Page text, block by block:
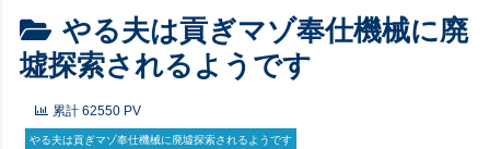
やる夫は貢ぎマゾ奉仕機械に廃
墟探索されるようです
累計 62550 PV
やる夫は貢ぎマゾ奉仕機械に廃墟探索されるようです